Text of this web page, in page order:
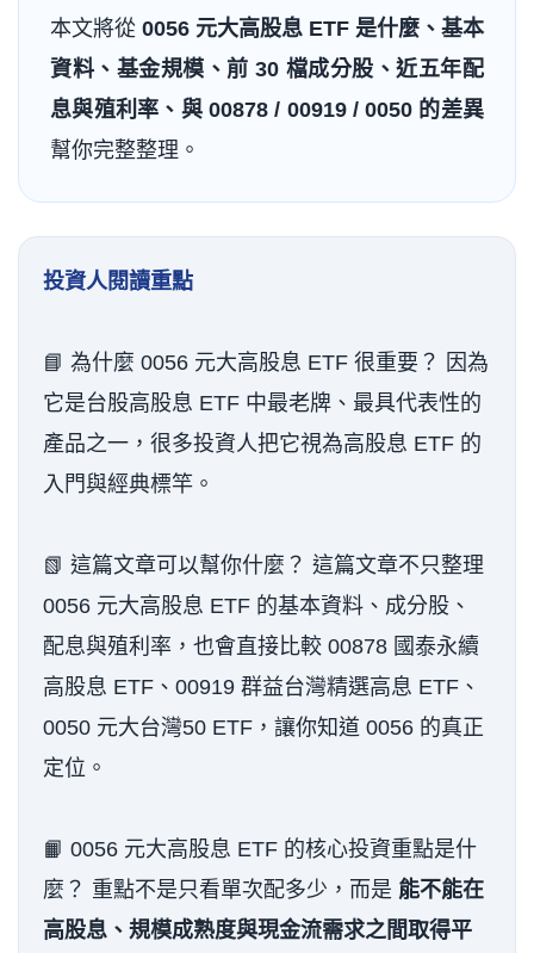
本文將從 0056 元大高股息 ETF 是什麼、基本
資料、基金規模、前 30 檔成分股、近五年配
息與殖利率、與 00878 / 00919 / 0050 的差異
幫你完整整理。
投資人閱讀重點
📘 為什麼 0056 元大高股息 ETF 很重要？ 因為
它是台股高股息 ETF 中最老牌、最具代表性的
產品之一，很多投資人把它視為高股息 ETF 的
入門與經典標竿。
📗 這篇文章可以幫你什麼？ 這篇文章不只整理
0056 元大高股息 ETF 的基本資料、成分股、
配息與殖利率，也會直接比較 00878 國泰永續
高股息 ETF、00919 群益台灣精選高息 ETF、
0050 元大台灣50 ETF，讓你知道 0056 的真正
定位。
📙 0056 元大高股息 ETF 的核心投資重點是什
麼？ 重點不是只看單次配多少，而是 能不能在
高股息、規模成熟度與現金流需求之間取得平